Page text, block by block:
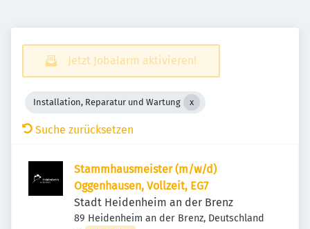
Jetzt Jobalarm aktivieren!
Installation, Reparatur und Wartung
Suche zurücksetzen
Stammhausmeister (m/w/d)
Oggenhausen, Vollzeit, EG7
Stadt Heidenheim an der Brenz
89 Heidenheim an der Brenz, Deutschland